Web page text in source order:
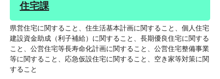
住宅課
県営住宅に関すること、住生活基本計画に関すること、個人住宅
建設資金助成（利子補給）に関すること、長期優良住宅に関する
こと、公営住宅等長寿命化計画に関すること、公営住宅整備事業
等に関すること、応急仮設住宅に関すること、空き家等対策に関
すること